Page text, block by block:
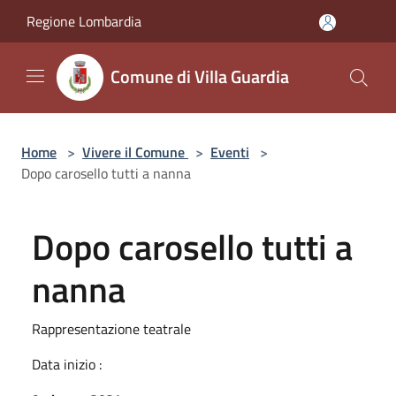
Regione Lombardia
Comune di Villa Guardia
Home > Vivere il Comune > Eventi >
Dopo carosello tutti a nanna
Dopo carosello tutti a
nanna
Rappresentazione teatrale
Data inizio :